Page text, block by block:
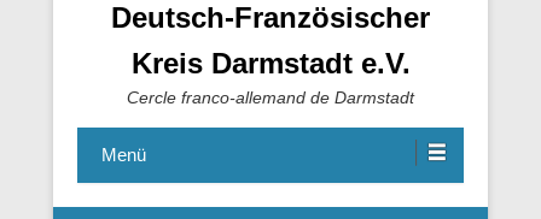
Deutsch-Französischer
Kreis Darmstadt e.V.
Cercle franco-allemand de Darmstadt
Menü